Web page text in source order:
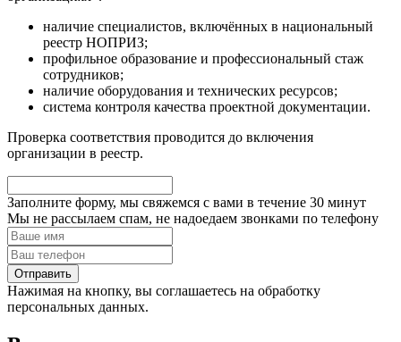
наличие специалистов, включённых в национальный
реестр НОПРИЗ;
профильное образование и профессиональный стаж
сотрудников;
наличие оборудования и технических ресурсов;
система контроля качества проектной документации.
Проверка соответствия проводится до включения
организации в реестр.
Заполните форму, мы свяжемся с вами в течение 30 минут
Мы не рассылаем спам, не надоедаем звонками по телефону
Нажимая на кнопку, вы соглашаетесь на обработку
персональных данных.